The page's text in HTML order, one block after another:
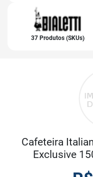
37 Produtos (SKUs)
Cafeteira
Exclusive